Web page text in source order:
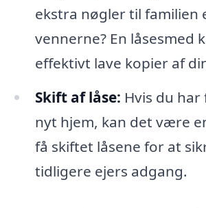
ekstra nøgler til familien
vennerne? En låsesmed
effektivt lave kopier af
Skift af låse: Hvis du
nyt hjem, kan det være
få skiftet låsene for at
tidligere ejers adgang.